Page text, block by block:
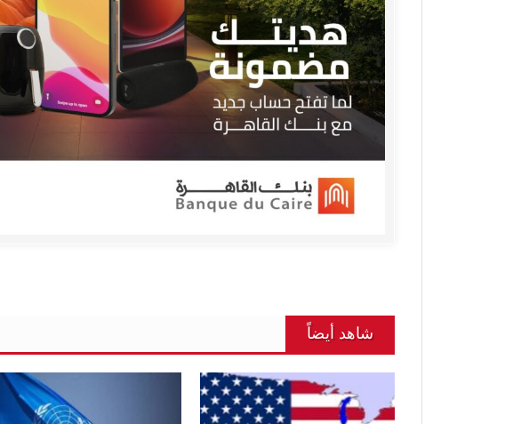
شاهد أيضاً